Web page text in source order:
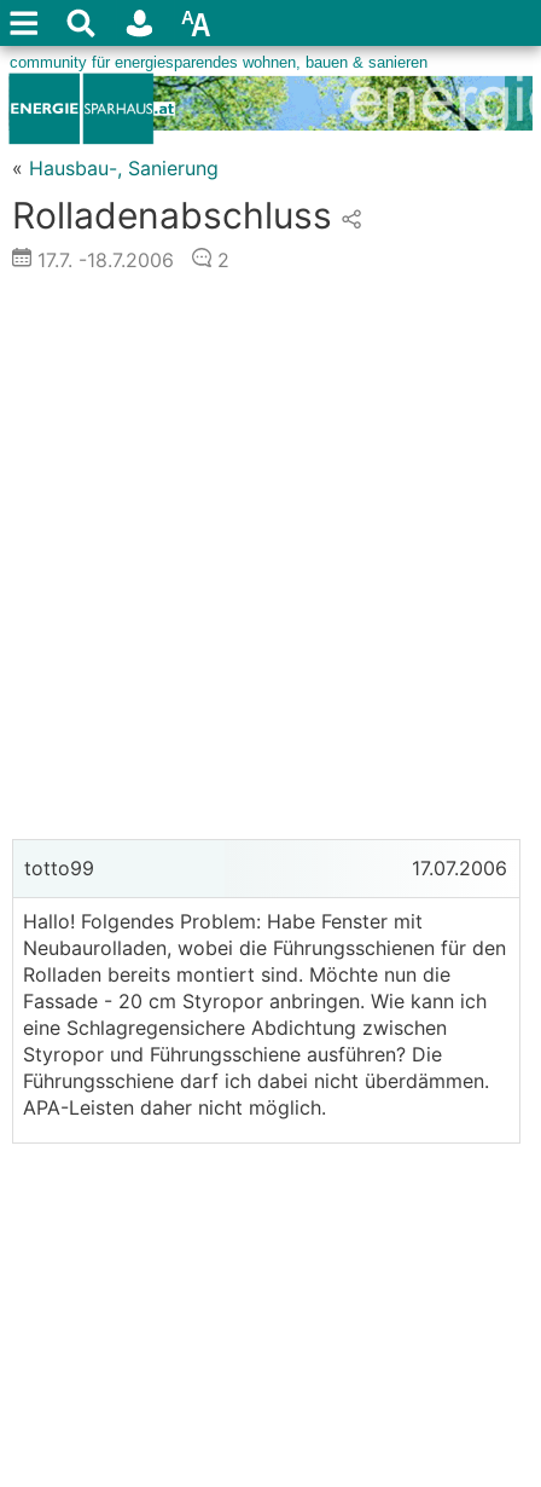
« Hausbau-, Sanierung
Rolladenabschluss
17.7. -18.7.2006 2
totto99 17.07.2006
Hallo! Folgendes Problem: Habe Fenster mit
Neubaurolladen, wobei die Führungsschienen für den
Rolladen bereits montiert sind. Möchte nun die
Fassade - 20 cm Styropor anbringen. Wie kann ich
eine Schlagregensichere Abdichtung zwischen
Styropor und Führungsschiene ausführen? Die
Führungsschiene darf ich dabei nicht überdämmen.
APA-Leisten daher nicht möglich.